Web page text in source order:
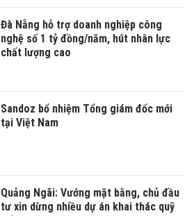
Đà Nẵng hỗ trợ doanh nghiệp công
nghệ số 1 tỷ đồng/năm, hút nhân lực
chất lượng cao
Sandoz bổ nhiệm Tổng giám đốc mới
tại Việt Nam
Quảng Ngãi: Vướng mặt bằng, chủ đầu
tư xin dừng nhiều dự án khai thác quỹ